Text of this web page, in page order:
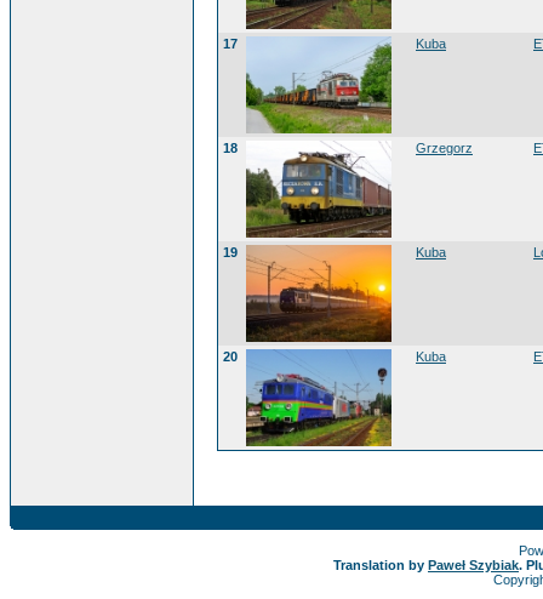
17 Kuba
18 Grzegorz
19 Kuba
20 Kuba
Translation by Paweł Szybiak.